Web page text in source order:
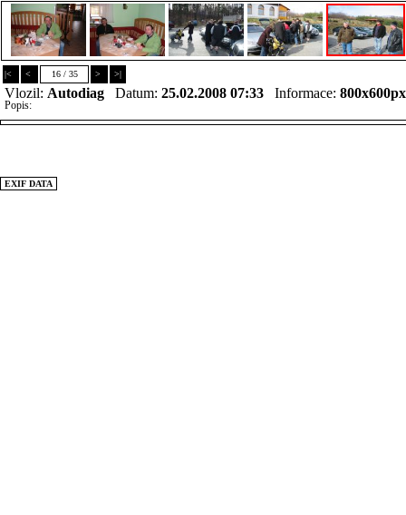
|< < 16 / 35 > >|
Vlozil: Autodiag Datum: 25.02.2008 07:33 Informace:
Popis:
EXIF DATA